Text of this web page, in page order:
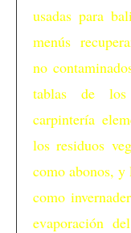
usadas para
menús
no
tablas de
carpintería
los residuos
como abonos, y
como
evaporación